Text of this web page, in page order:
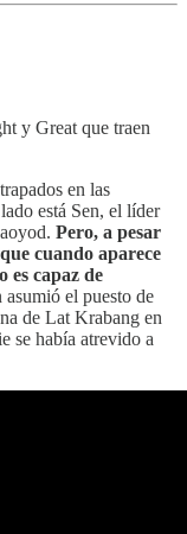
y Great que traen
en las
está Sen, el líder
Pero, a pesar
cuando aparece
es capaz de
el puesto de
de Lat Krabang en
se había atrevido a